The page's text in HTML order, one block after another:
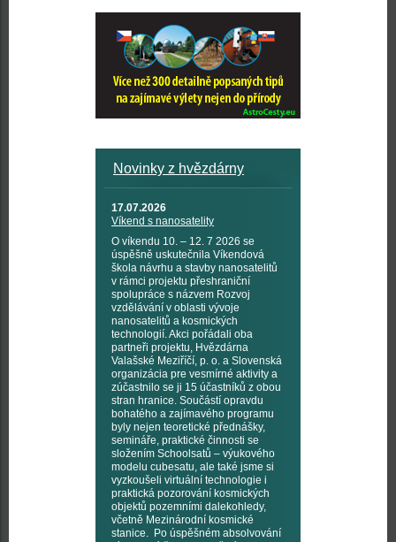
Novinky z hvězdárny
17.07.2026
Víkend s nanosatelity
O víkendu 10. – 12. 7 2026 se
úspěšně uskutečnila Víkendová
škola návrhu a stavby nanosatelitů
v rámci projektu přeshraniční
spolupráce s názvem Rozvoj
vzdělávání v oblasti vývoje
nanosatelitů a kosmických
technologií. Akci pořádali oba
partneři projektu, Hvězdárna
Valašské Meziříčí, p. o. a Slovenská
organizácia pre vesmírné aktivity a
zúčastnilo se ji 15 účastníků z obou
stran hranice. Součástí opravdu
bohatého a zajímavého programu
byly nejen teoretické přednášky,
semináře, praktické činnosti se
složením Schoolsatů – výukového
modelu cubesatu, ale také jsme si
vyzkoušeli virtuální technologie i
praktická pozorování kosmických
objektů pozemními dalekohledy,
včetně Mezinárodní kosmické
stanice. Po úspěšném absolvování